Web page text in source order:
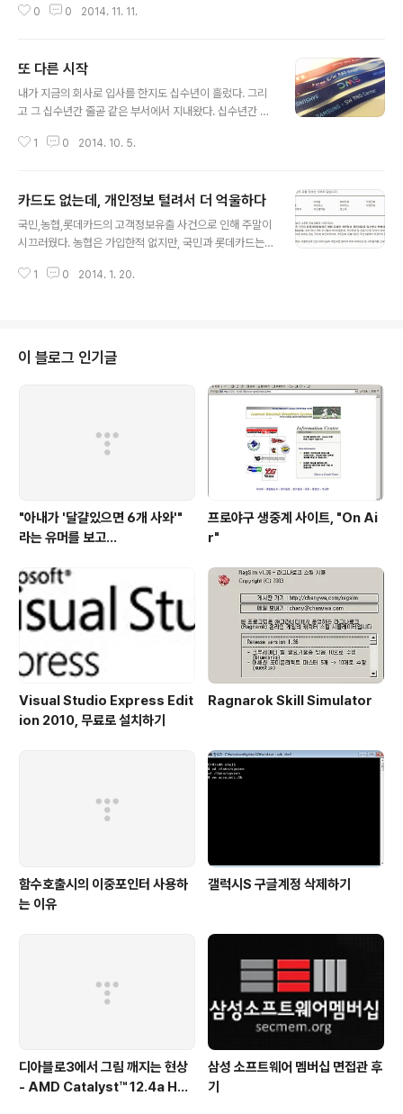
는 것처럼 보이기 위해서 패턴을 너무 광범위하게 잡는 것
도착했다. 국내외 유명한 분들이 발표를 하신다고는 했는
되는데다 통역하시는 분들도 전문용어에 익숙하신 듯 했기
때문에, 영어로 발표되는 세션이라도 언어적 차이로 인한
어려움은 없었다. 그리고 같은 시간에 4군데에서 각기 다
해서 참석하면 되는 듯 했다. 다만, 점심 식사를 밖에 나가
0 0 2014. 11. 11.
또 다른 시작
내가 지금의 회사로 입사를 한지도 십수년이 흘렀다. 그리
고 그 십수년간 줄곧 같은 부서에서 지내왔다. 십수년간 같
며, 십수년간 같은 곳을 드나들었다면 그곳이 곧 집이나 마
었지만 이제는 내게 제2의 고향이 되어버린 곳. 하지만, 그
렇게 만족하며 지내는게 하늘은 못마땅했던지 쌩뚱맞게,
그리고 갑작스럽게 전배 발령이 났다. 젊은 시절이라면 한
너무 싫다. 갑작스럽게 발령이 나는 바람에 당사자인 나 못
1 0 2014. 10. 5.
카드도 없는데, 개인정보 털려서 더 억울하다
국민,농협,롯데카드의 고객정보유출 사건으로 인해 주말이
시끄러웠다. 농협은 가입한적 없지만, 국민과 롯데카드는
년에 탈회를 완료했고, 국민카드는 없앤지 수년이 지났다.
서로 로그인을 했더니 아래와 같이 알려주네. 역시나 내 개
인정보는 안털린게 없다. 입력한 정보는 물론이고, 입력하
지 않은 '타사카드 보유상황'까지 털렸네. 그런데 카드번호
를 조회해보니, 이미 탈회되고 유효한 카드번호가 아니다.
나 싶어 탈퇴하려고 했지만, 그것도 ..
1 0 2014. 1. 20.
이 블로그 인기글
"아내가 '달걀있으면 6개 사와'"
라는 유머를 보고...
프로야구 생중계 사이트, "On Ai
r"
Visual Studio Express Edit
ion 2010, 무료로 설치하기
Ragnarok Skill Simulator
함수호출시의 이중포인터 사용하
는 이유
갤럭시S 구글계정 삭제하기
디아블로3에서 그림 깨지는 현상
- AMD Catalyst™ 12.4a Hot
삼성 소프트웨어 멤버십 면접관 후
기